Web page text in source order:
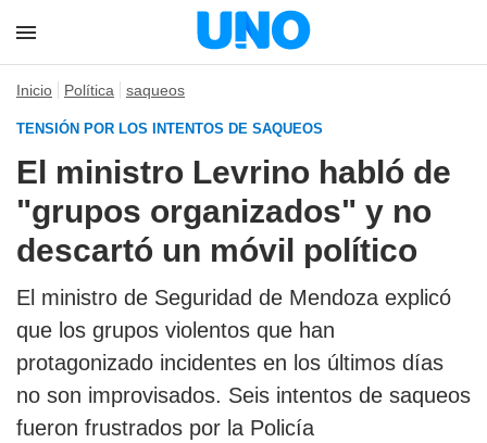
Inicio Política saqueos
TENSIÓN POR LOS INTENTOS DE SAQUEOS
El ministro Levrino habló de
"grupos organizados" y no
descartó un móvil político
El ministro de Seguridad de Mendoza explicó
que los grupos violentos que han
protagonizado incidentes en los últimos días
no son improvisados. Seis intentos de saqueos
fueron frustrados por la Policía